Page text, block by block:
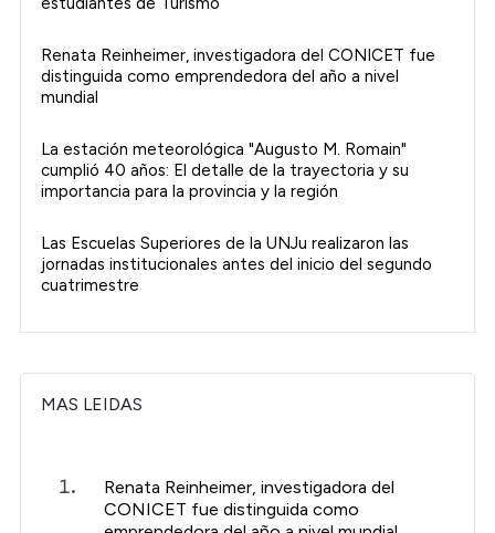
Renata Reinheimer, investigadora del CONICET fue
distinguida como emprendedora del año a nivel
mundial
La estación meteorológica "Augusto M. Romain"
cumplió 40 años: El detalle de la trayectoria y su
importancia para la provincia y la región
Las Escuelas Superiores de la UNJu realizaron las
jornadas institucionales antes del inicio del segundo
cuatrimestre
MAS LEIDAS
Renata Reinheimer, investigadora del
CONICET fue distinguida como